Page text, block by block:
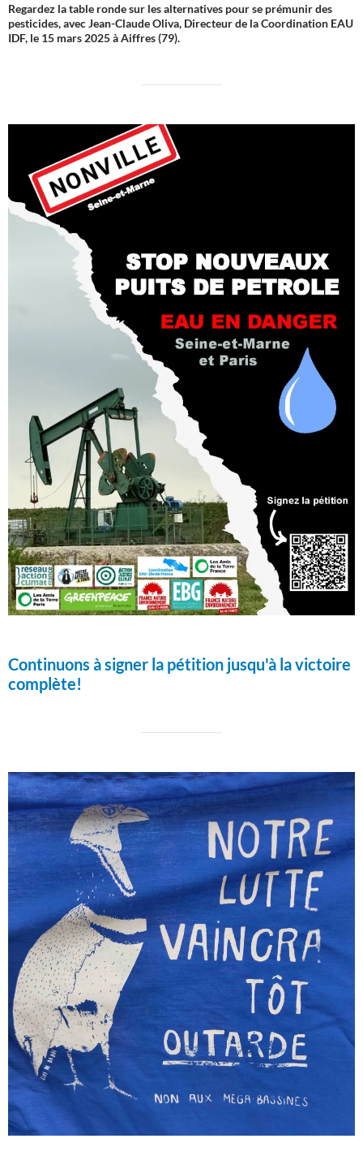
Regardez la table ronde sur les alternatives pour se prémunir des
pesticides, avec Jean-Claude Oliva, Directeur de la Coordination EAU
IDF, le 15 mars 2025 à Aiffres (79).
Continuons à signer la pétition jusqu'à la victoire
complète!